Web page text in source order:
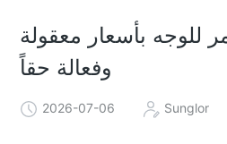
للوجه بأسعار معقولة
وفعالة حقاً
2026-07-06 Sunglor